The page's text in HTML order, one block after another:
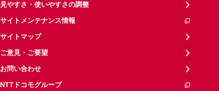
見やすさ・使いやすさの調整
サイトメンテナンス情報
サイトマップ
ご意見・ご要望
お問い合わせ
NTTドコモグループ